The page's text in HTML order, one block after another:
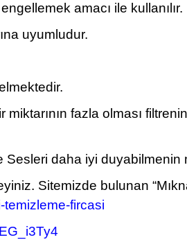
amacı ile kullanılır.
uyumludur.
fazla olması
daha iyi duyabilmenin
Sitemizde bulunan
fircasi